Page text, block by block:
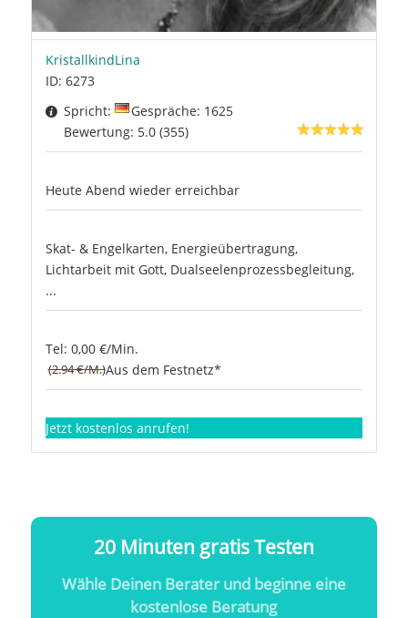
KristallkindLina
ID: 6273
Spricht:
Gespräche: 1625
Bewertung: 5.0 (355)
Heute Abend wieder erreichbar
Skat- & Engelkarten, Energieübertragung,
Lichtarbeit mit Gott, Dualseelenprozessbegleitung,
...
Tel: 0,00 €/Min.
(2.94 €/M.)Aus dem Festnetz*
Jetzt kostenlos anrufen!
20 Minuten gratis Testen
Wähle Deinen Berater und beginne eine
kostenlose Beratung